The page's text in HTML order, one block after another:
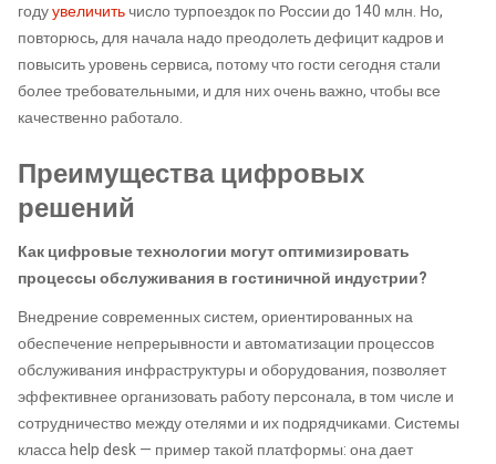
годуувеличитьчисло турпоездок по России до 140 млн. Но,
повторюсь, для начала надо преодолеть дефицит кадров и
повысить уровень сервиса, потому что гости сегодня стали
более требовательными, и для них очень важно, чтобы все
качественно работало.
Преимущества цифровых
решений
Как цифровые технологии могут оптимизировать
процессы обслуживания в гостиничной индустрии?
Внедрение современных систем, ориентированных на
обеспечение непрерывности и автоматизации процессов
обслуживания инфраструктуры и оборудования, позволяет
эффективнее организовать работу персонала, в том числе и
сотрудничество между отелями и их подрядчиками. Системы
класса help desk — пример такой платформы: она дает